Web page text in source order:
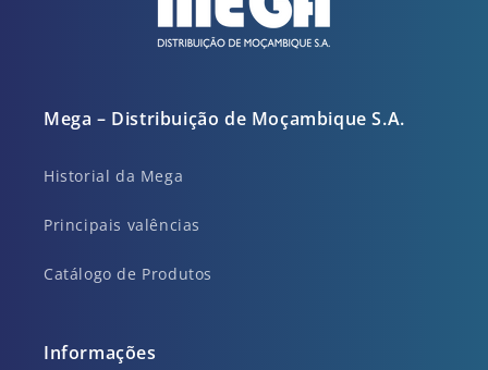
Mega – Distribuição de Moçambique S.A.
Historial da Mega
Principais valências
Catálogo de Produtos
Informações